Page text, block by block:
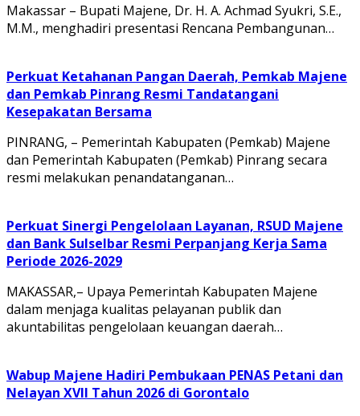
Makassar – Bupati Majene, Dr. H. A. Achmad Syukri, S.E.,
M.M., menghadiri presentasi Rencana Pembangunan…
Perkuat Ketahanan Pangan Daerah, Pemkab Majene
dan Pemkab Pinrang Resmi Tandatangani
Kesepakatan Bersama
PINRANG, – Pemerintah Kabupaten (Pemkab) Majene
dan Pemerintah Kabupaten (Pemkab) Pinrang secara
resmi melakukan penandatanganan…
Perkuat Sinergi Pengelolaan Layanan, RSUD Majene
dan Bank Sulselbar Resmi Perpanjang Kerja Sama
Periode 2026-2029
MAKASSAR,– Upaya Pemerintah Kabupaten Majene
dalam menjaga kualitas pelayanan publik dan
akuntabilitas pengelolaan keuangan daerah…
Wabup Majene Hadiri Pembukaan PENAS Petani dan
Nelayan XVII Tahun 2026 di Gorontalo